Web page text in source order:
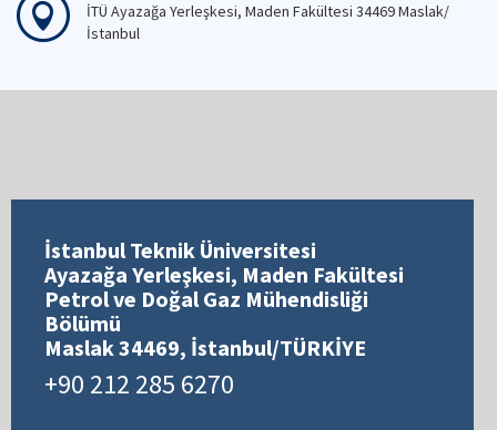
İTÜ Ayazağa Yerleşkesi, Maden Fakültesi 34469 Maslak/
İstanbul
İstanbul Teknik Üniversitesi
Ayazağa Yerleşkesi, Maden Fakültesi
Petrol ve Doğal Gaz Mühendisliği
Bölümü
Maslak 34469, İstanbul/TÜRKİYE
+90 212 285 6270